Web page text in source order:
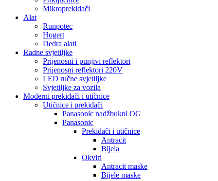
Mikroprekidači
Alat
Runpotec
Hogert
Dedra alati
Radne svjetiljke
Prijenosni i punjivi reflektori
Prijenosni reflektori 220V
LED ručne svjetiljke
Svjetiljke za vozila
Moderni prekidači i utičnice
Utičnice i prekidači
Panasonic nadžbukni OG
Panasonic
Prekidači i utičnice
Antracit
Bijela
Okviri
Antracit maske
Bijele maske